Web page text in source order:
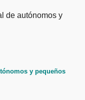
y pequeños